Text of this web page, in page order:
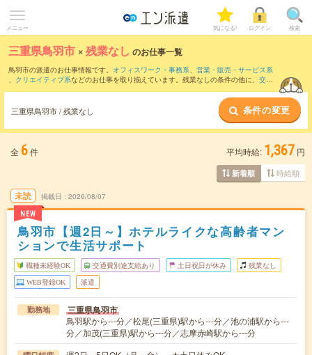
メニュー 気になる! ログイン 検索
三重県鳥羽市 ×残業なし のお仕事一覧
鳥羽市の派遣のお仕事情報です。 オフィスワーク・事務系、 営業・販売・サービス系
、 クリエイティブ系などのお仕事を取り揃えています。残業なしの条件の他に、 交通
三重県鳥羽市 / 残業なし 条件の変更
全 6件 平均時給: 1,367 円
新着順 時給順
未読
NEW
掲載日 2026/08/07
鳥羽市【週2日～】ホテルライクな高齢者マン
ションで生活サポート
職種未経験OK 交通費別途支給あり 土日祝日が休み 残業なし
WEB登録OK 派遣
勤務地 三重県鳥羽市
鳥羽駅から---分／松尾(三重県)駅から---分／池の浦駅から---
分／加茂(三重県)駅から---分／志摩赤崎駅から---分